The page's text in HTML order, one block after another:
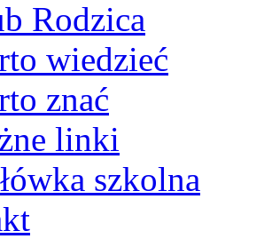
Rodzica
wiedzieć
znać
linki
szkolna